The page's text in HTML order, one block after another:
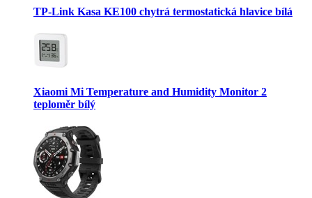
TP-Link Kasa KE100 chytrá termostatická hlavice bílá
Xiaomi Mi Temperature and Humidity Monitor 2
teploměr bílý